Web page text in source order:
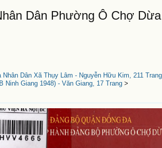
Dân Phường Ô Chợ
Dân Xã Thụy Lâm - Nguyễn Hữu Kim, 211 Trang
Ninh Giang 1948) - Văn Giang, 17 Trang>